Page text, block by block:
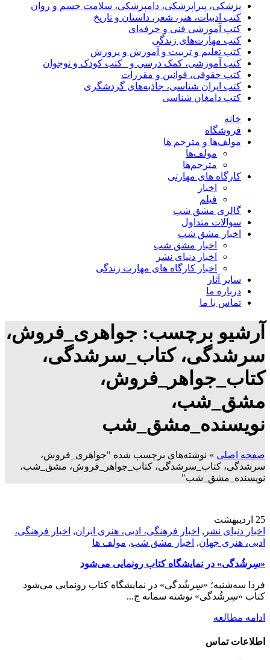
پزشکی، پیراپزشکی، دامپزشکی، سلامت جسم و روان
کتب ادبیات، هنر، شعر، داستان و تاریخ
کتب آموزشی فنی و حرفه‌ای
کتب مهارت‌های زندگی
کتب تعلیم و تربیت و آموزش و پرورش
کتب آموزشی، کمک درسی و _کتب کودک و نوجوان
کتب حقوقی، قوانین و مقررات
کتب ایران شناسی، جاذبه‌های گردشگری
کتب دامغان شناسی
خانه
فروشگاه
مولف‌ها و مترجم ها
مولف‌ها
مترجم‌ها
کارگاه های مهارتی
اخبار
فیلم
گالری مشق شب
سوالات متداول
اخبار مشق شب
اخبار مشق شب
اخبار دنیای نشر
اخبار کارگاه های مهارت زندگی
سایر آثار
درباره ما
تماس با ما
آرشیو برچسب: جواهری_فروش،
سرشدگی، کتاب_سرشدگی،
کتاب_جواهر_فروش،
مشق_شب،
نویسنده_مشق_شب
صفحه اصلی » نوشته‌های برچسب شده "جواهری_فروش،
سرشدگی، کتاب_سرشدگی، کتاب_جواهر_فروش، مشق_شب،
نویسنده_مشق_شب"
25 اردیبهشت
اخبار دنیای نشر , اخبار فرهنگی، ادبی، هنری ایران, اخبار فرهنگی،
ادبی، هنری جهان, اخبار مشق شب, مولف ها
«سِرشُدگی» در نمایشگاه کتاب رونمایی می‌شود
فردا سه‌شنبه؛ «سِرشُدگی» در نمایشگاه کتاب رونمایی می‌شود
کتاب «سِرشُدگی» نوشته سمانه ج...
ادامه مطالعه
اطلاعات تماس